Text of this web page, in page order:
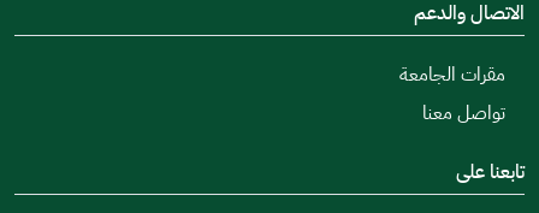
الاتصال والدعم
مقرات الجامعة
تواصل معنا
تابعنا على